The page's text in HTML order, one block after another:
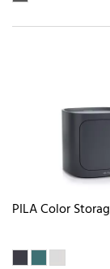
PILA Color